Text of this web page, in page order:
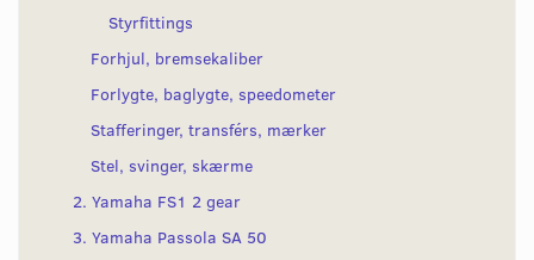
Styrfittings
Forhjul, bremsekaliber
Forlygte, baglygte, speedometer
Stafferinger, transférs, mærker
Stel, svinger, skærme
2. Yamaha FS1 2 gear
3. Yamaha Passola SA 50